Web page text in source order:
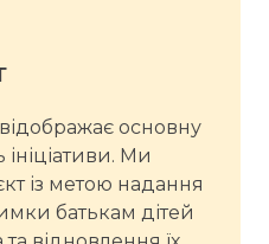
основну
ініціативи. Ми
із метою надання
батькам дітей